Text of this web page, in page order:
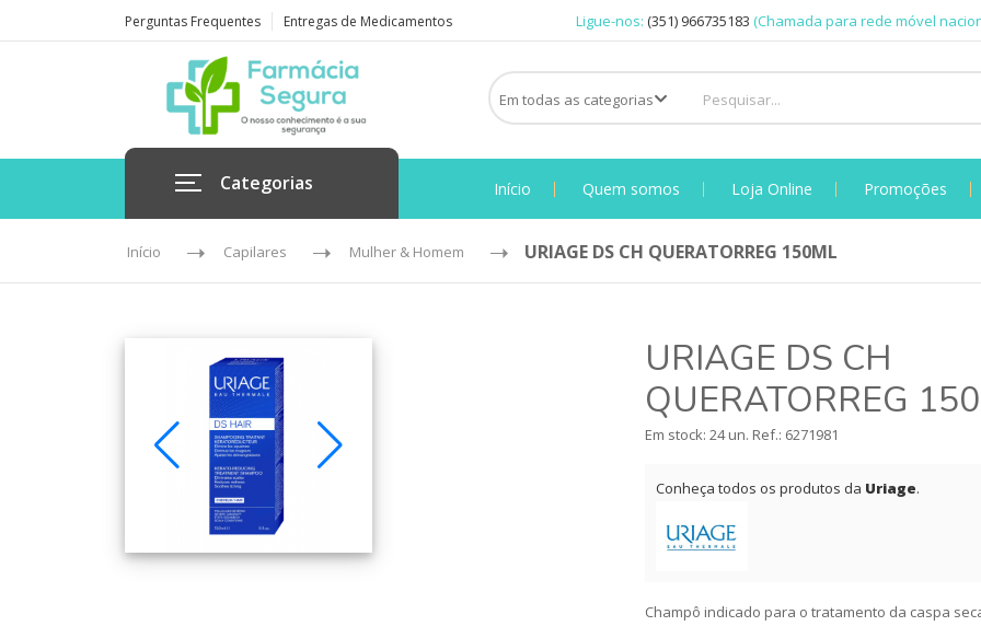
Perguntas Frequentes Entregas de Medicamentos Ligue-nos: (351) 966735183 (Chamada para rede móvel
Categorias Início Quem somos Loja Online Promoções
Início Capilares Mulher & Homem URIAGE DS CH QUERATORREG 150ML
URIAGE DS CH
QUERATORREG
Em stock: 24 un. Ref.: 6271981
Conheça todos os produtos da Uriage.
Champô indicado para o tratamento da caspa